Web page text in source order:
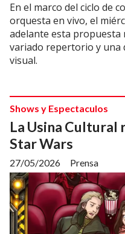
En el marco del ciclo de
orquesta en vivo, el
adelante esta propuesta
variado repertorio y una
visual.
La Usina Cultural
Star Wars
Prensa
Shows y Espectaculos
27/05/2026